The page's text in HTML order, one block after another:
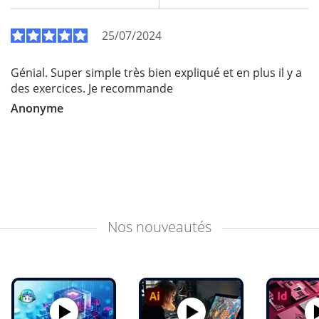
25/07/2024
Génial. Super simple très bien expliqué et en plus il y a
des exercices. Je recommande
Anonyme
Nos nouveautés